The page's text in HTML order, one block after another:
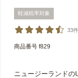
軽減税率対象
33件
商品番号 f829
ニュージーランドの